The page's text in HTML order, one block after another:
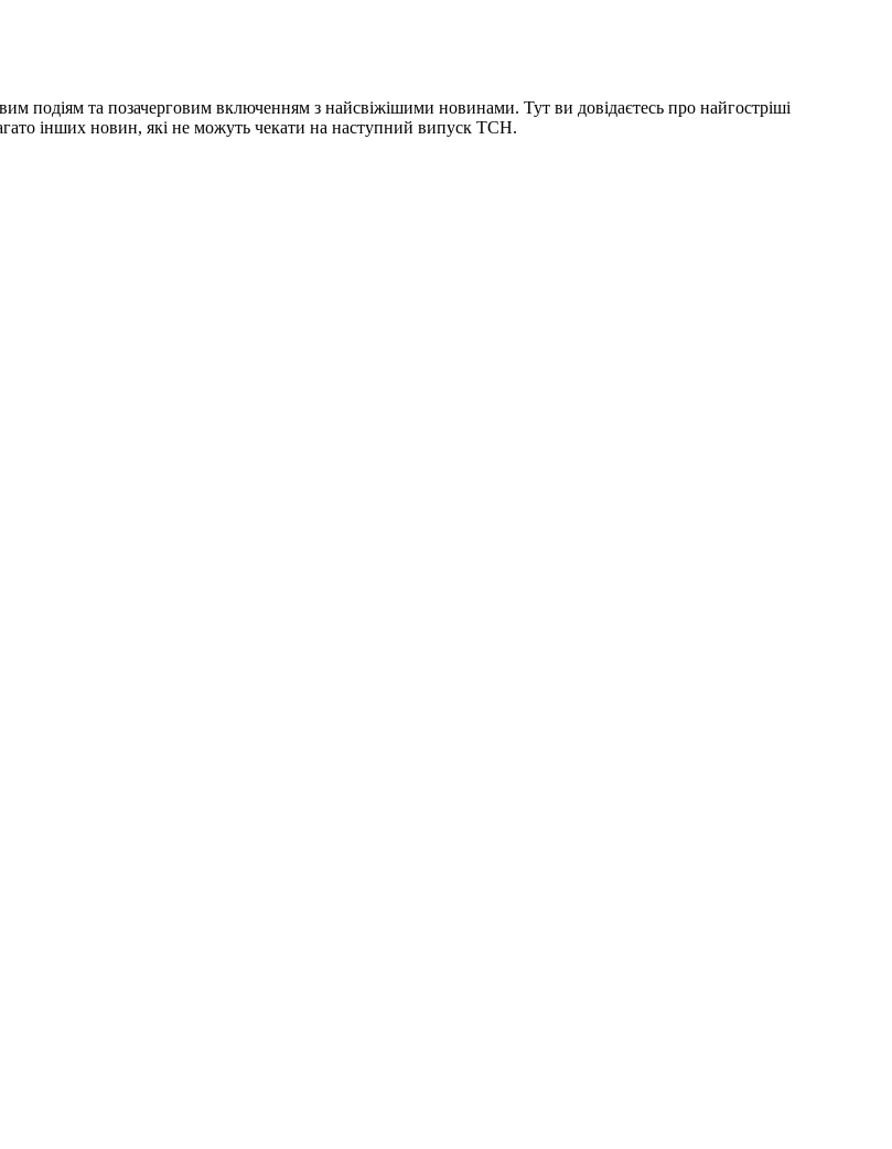
подіям та позачерговим включенням з найсвіжішими новинами. Тут ви довідаєтесь про найгостріші
інших новин, які не можуть чекати на наступний випуск ТСН.